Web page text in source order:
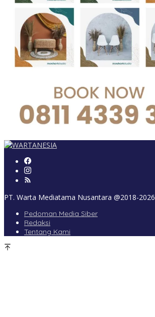
PT. Warta Mediatama Nusantara @2018-2026
Pedoman Media Siber
Redaksi
Tentang Kami